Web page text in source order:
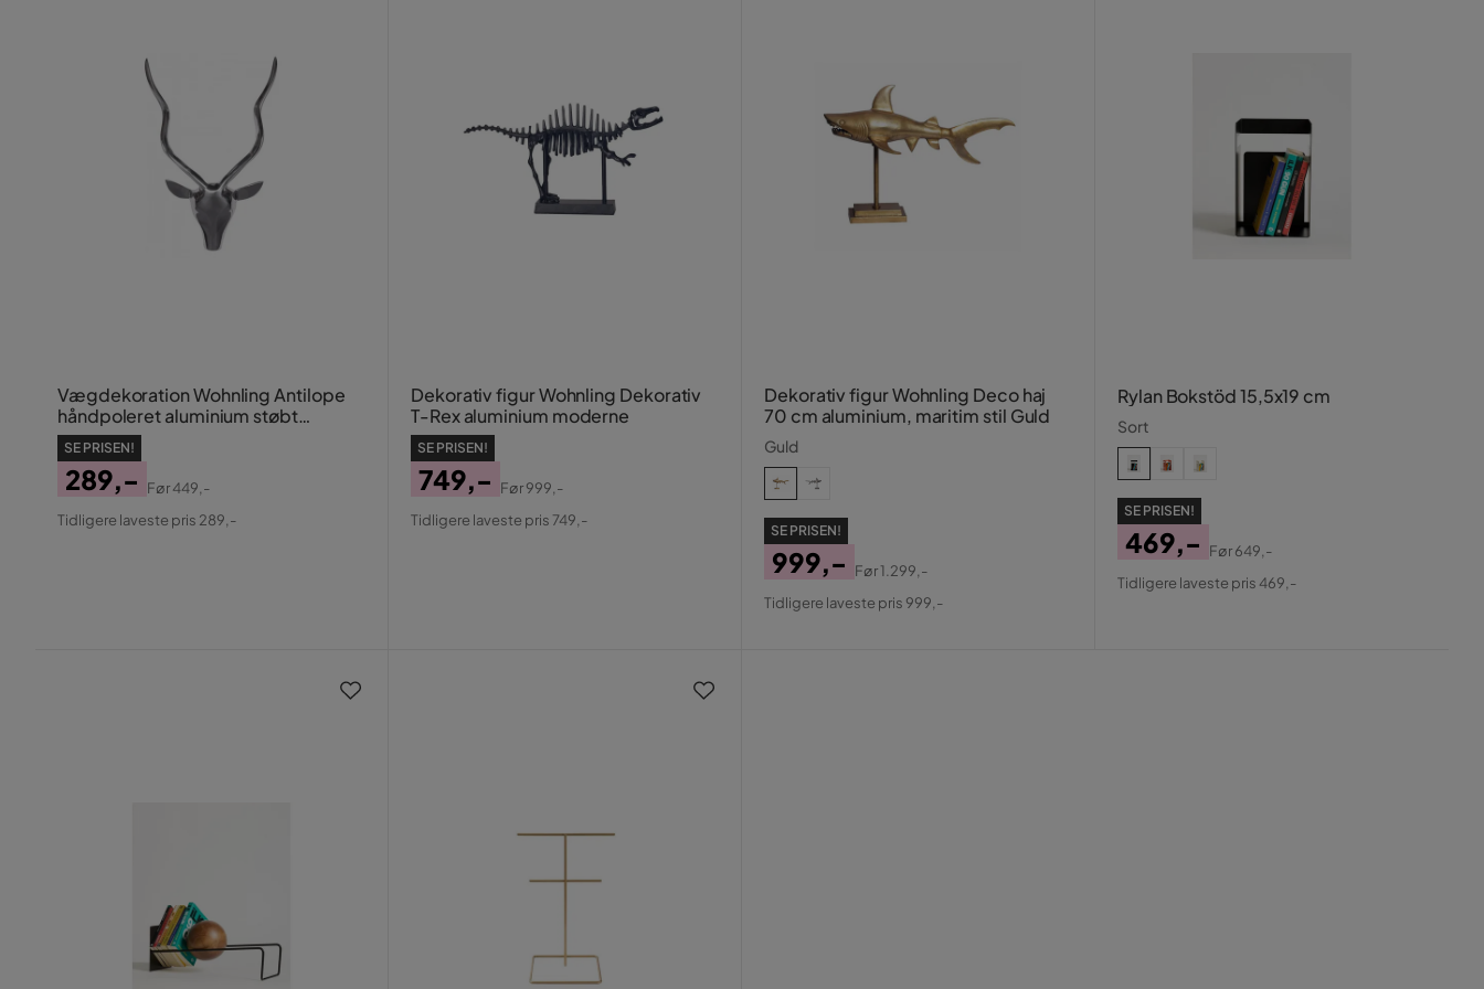
Vægdekoration Wohnling Antilope
håndpoleret aluminium støbt
vægmonteret industriel loft
SE PRISEN!
Pris
289,-
Original
Før449,-
Tidligere laveste pris 289,-
Dekorativ figur Wohnling Dekorativ
T-Rex aluminium moderne
SE PRISEN!
Pris
749,-
Original
Før999,-
Tidligere laveste pris 749,-
Dekorativ figur Wohnling Deco haj
70 cm aluminium, maritim stil Guld
Guld
SE PRISEN!
Pris
999,-
Original
Før1.299,-
Tidligere laveste pris 999,-
Rylan Bokstöd 15,5x19 cm
Sort
SE PRISEN!
Pris
469,-
Original
Før649,-
Tidligere laveste pris 469,-